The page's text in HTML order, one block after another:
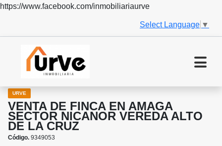
https://www.facebook.com/inmobiliariaurve
Select Language ▼
URVE
VENTA DE FINCA EN AMAGA
SECTOR NICANOR VEREDA ALTO
DE LA CRUZ
Código. 9349053